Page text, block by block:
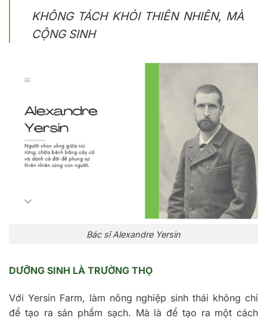
KHÔNG TÁCH KHỎI THIÊN NHIÊN, MÀ
CỘNG SINH
Bác sĩ Alexandre Yersin
DƯỠNG SINH LÀ TRƯỜNG THỌ
Với Yersin Farm, làm nông nghiệp sinh thái không chỉ
để tạo ra sản phẩm sạch. Mà là để tạo ra một cách